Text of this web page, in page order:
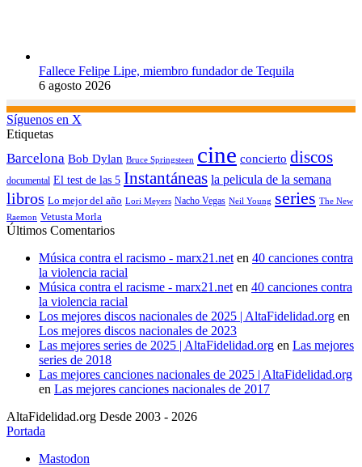
Fallece Felipe Lipe, miembro fundador de Tequila
6 agosto 2026
Síguenos en X
Etiquetas
Barcelona Bob Dylan Bruce Springsteen cine concierto discos
documental El test de las 5 Instantáneas la pelicula de la semana
libros Lo mejor del año Lori Meyers Nacho Vegas Neil Young series The New
Raemon Vetusta Morla
Últimos Comentarios
Música contra el racismo - marx21.neten 40 canciones contra
la violencia racial
Música contra el racisme - marx21.neten 40 canciones contra
la violencia racial
Los mejores discos nacionales de 2025 | AltaFidelidad.org en
Los mejores discos nacionales de 2023
Las mejores series de 2025 | AltaFidelidad.org en Las mejores
series de 2018
Las mejores canciones nacionales de 2025 | AltaFidelidad.org
en Las mejores canciones nacionales de 2017
AltaFidelidad.org Desde 2003 - 2026
Portada
Mastodon